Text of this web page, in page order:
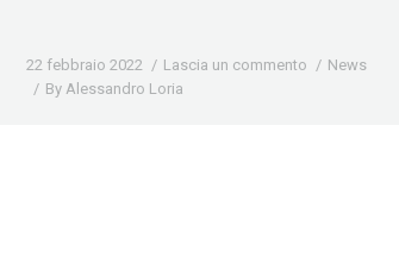
22 febbraio 2022 Lascia un commento
News
By Alessandro Loria